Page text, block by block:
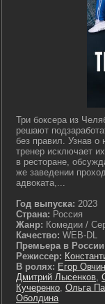
Три боксера из
решают
без правил. Узнав о
тренер исключает
в ресторане,
же заведении
адвоката,...
Год выпуска: 2023
Страна: Россия
Жанр: Комедии /
Качество: WEB-DL
Премьера в
Режиссер:
В ролях: Егор
Дмитрий Лысенков,
Кучеренко, Ольга
Оболдина